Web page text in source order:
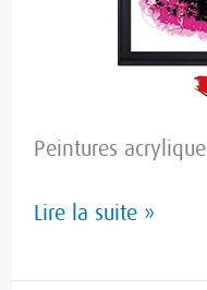
Peintures acrylique
Lire la suite »